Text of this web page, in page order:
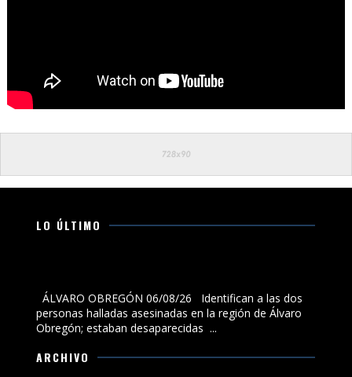
LO ÚLTIMO
ÁLVARO OBREGÓN 06/08/26 Identifican a las dos
personas halladas asesinadas en la región de Álvaro
Obregón; estaban desaparecidas ...
ARCHIVO